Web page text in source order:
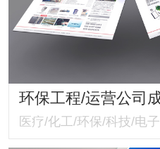
医疗/化工/环保/科技/电子